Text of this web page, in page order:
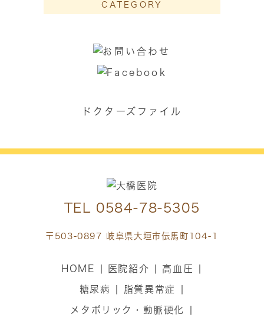
CATEGORY
ドクターズファイル
TEL 0584-78-5305
〒503-0897 岐阜県大垣市伝馬町104-1
HOME 医院紹介 高血圧
糖尿病 脂質異常症
メタボリック・動脈硬化